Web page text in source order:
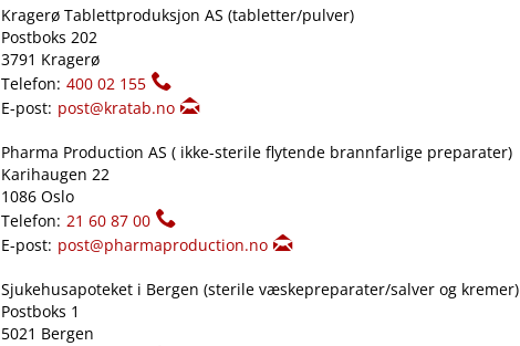
Kragerø Tablettproduksjon AS (tabletter​/​pulver)
Postboks 202
3791 Kragerø
Telefon: 400 02 155
E-post: post@kratab.no
Pharma Production AS ( ikke-sterile flytende brannfarlige preparater)
Karihaugen 22
1086 Oslo
Telefon: 21 60 87 00
E-post: post@pharmaproduction.no
Sjukehusapoteket i Bergen (sterile væskepreparater​/​salver og kremer)
Postboks 1
5021 Bergen